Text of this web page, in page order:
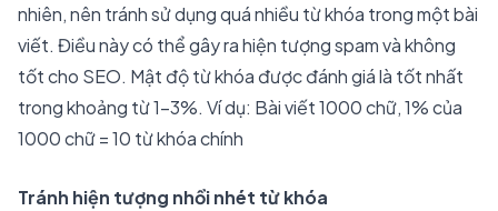
nhiên, nên tránh sử dụng quá nhiều từ khóa trong một bài
viết. Điều này có thể gây ra hiện tượng spam và không
tốt cho SEO. Mật độ từ khóa được đánh giá là tốt nhất
trong khoảng từ 1-3%. Ví dụ: Bài viết 1000 chữ, 1% của
1000 chữ = 10 từ khóa chính
Tránh hiện tượng nhồi nhét từ khóa